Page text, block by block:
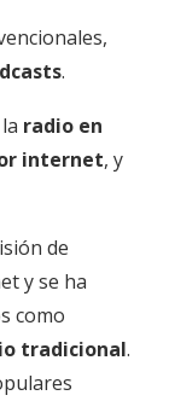
.
radio en
internet, y
de
y se ha
como
tradicional.